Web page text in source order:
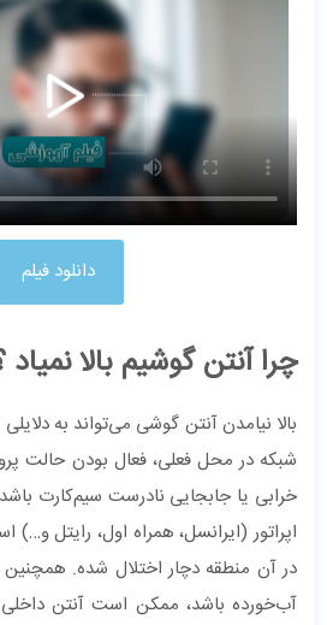
دانلود فیلم
چرا آنتن گوشیم بالا نمیاد
بالا نیامدن آنتن گوشی می‌تواند به
خرابی یا جابجایی نادرست سیم‌کارت
اپراتور (ایرانسل، همراه اول، رایتل
در آن منطقه دچار اختلال شده.
آب‌خورده باشد، ممکن است آنتن